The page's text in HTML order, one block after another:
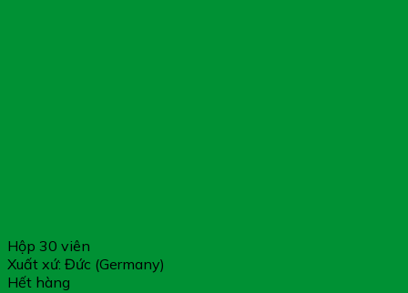
Hộp 30 viên
Xuất xứ: Đức (Germany)
Hết hàng